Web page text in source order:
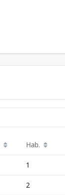
Hab.
1
2